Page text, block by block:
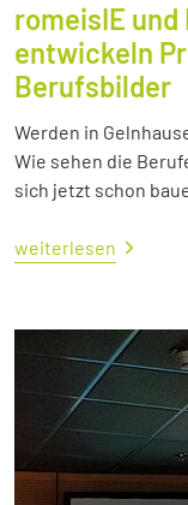
romeisIE
entwickeln
Berufsbilder
Werden in
Wie sehen die
sich jetzt schon
weiterlesen